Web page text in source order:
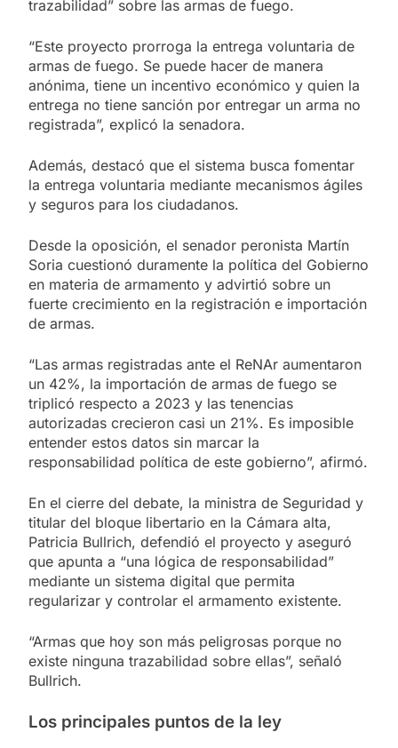
trazabilidad” sobre las armas de fuego.
“Este proyecto prorroga la entrega voluntaria de
armas de fuego. Se puede hacer de manera
anónima, tiene un incentivo económico y quien la
entrega no tiene sanción por entregar un arma no
registrada”, explicó la senadora.
Además, destacó que el sistema busca fomentar
la entrega voluntaria mediante mecanismos ágiles
y seguros para los ciudadanos.
Desde la oposición, el senador peronista Martín
Soria cuestionó duramente la política del Gobierno
en materia de armamento y advirtió sobre un
fuerte crecimiento en la registración e importación
de armas.
“Las armas registradas ante el ReNAr aumentaron
un 42%, la importación de armas de fuego se
triplicó respecto a 2023 y las tenencias
autorizadas crecieron casi un 21%. Es imposible
entender estos datos sin marcar la
responsabilidad política de este gobierno”, afirmó.
En el cierre del debate, la ministra de Seguridad y
titular del bloque libertario en la Cámara alta,
Patricia Bullrich, defendió el proyecto y aseguró
que apunta a “una lógica de responsabilidad”
mediante un sistema digital que permita
regularizar y controlar el armamento existente.
“Armas que hoy son más peligrosas porque no
existe ninguna trazabilidad sobre ellas”, señaló
Bullrich.
Los principales puntos de la ley